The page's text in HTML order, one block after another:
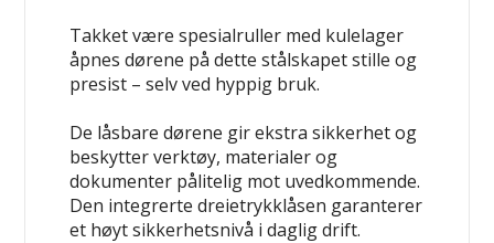
Takket være spesialruller med kulelager
åpnes dørene på dette stålskapet stille og
presist – selv ved hyppig bruk.
De låsbare dørene gir ekstra sikkerhet og
beskytter verktøy, materialer og
dokumenter pålitelig mot uvedkommende.
Den integrerte dreietrykklåsen garanterer
et høyt sikkerhetsnivå i daglig drift.